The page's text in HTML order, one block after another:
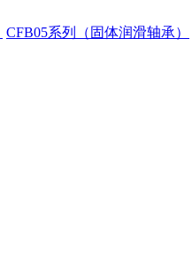
CFB05系列（固体润滑轴承）